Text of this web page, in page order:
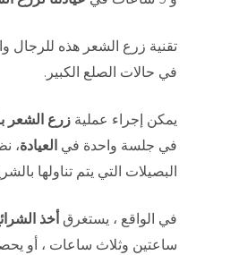
تقنية زرع الشعر هذه للرجال
في حالات الصلع الكبير.
يمكن إجراء عملية زرع الشعر
في جلسة واحدة في العيادة،
البصيلات التي يتم تناولها
في الواقع ، يستغرق أخذ
ساعتين وثلاث ساعات ، أو